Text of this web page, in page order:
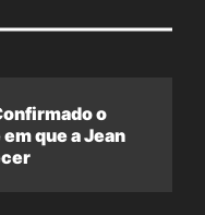
o
que a Jean